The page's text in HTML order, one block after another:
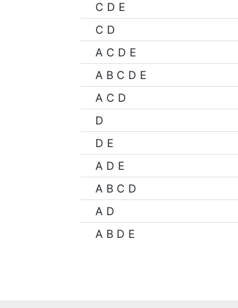
C D E
C D
A C D E
A B C D E
A C D
D
D E
A D E
A B C D
A D
A B D E